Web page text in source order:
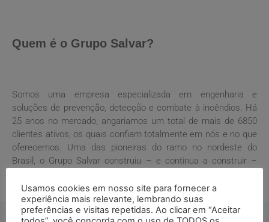
Quem é o Grupo Salvar?
Somos uma empresa especializada em engenharia e
soluções de prevenção, detecção e combate à incêndios. Há
25 anos no mercado, angariamos um total de mais de 6850
clientes ativos, os quais confiam totalmente em nós e no que
oferecemos. Uma das pioneiras do ramo no nordeste do
Brasil, o Grupo Salvar construiu – e continua a construir –
Usamos cookies em nosso site para fornecer a
experiência mais relevante, lembrando suas
preferências e visitas repetidas. Ao clicar em “Aceitar